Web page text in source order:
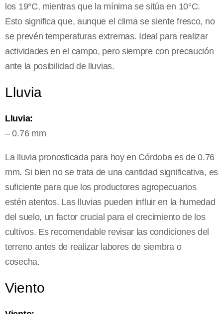
los 19°C, mientras que la mínima se sitúa en 10°C.
Esto significa que, aunque el clima se siente fresco, no
se prevén temperaturas extremas. Ideal para realizar
actividades en el campo, pero siempre con precaución
ante la posibilidad de lluvias.
Lluvia
Lluvia:
– 0.76 mm
La lluvia pronosticada para hoy en Córdoba es de 0.76
mm. Si bien no se trata de una cantidad significativa, es
suficiente para que los productores agropecuarios
estén atentos. Las lluvias pueden influir en la humedad
del suelo, un factor crucial para el crecimiento de los
cultivos. Es recomendable revisar las condiciones del
terreno antes de realizar labores de siembra o
cosecha.
Viento